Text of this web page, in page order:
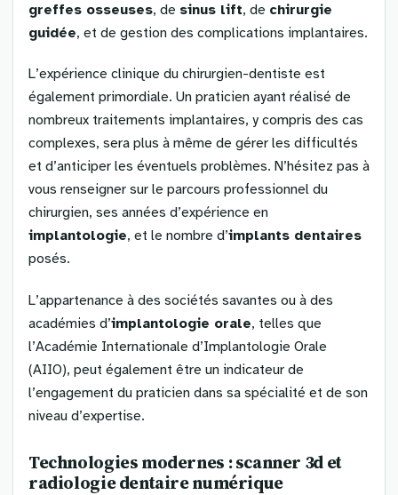
greffes osseuses, de sinus lift, de chirurgie
guidée, et de gestion des complications implantaires.
L’expérience clinique du chirurgien-dentiste est
également primordiale. Un praticien ayant réalisé de
nombreux traitements implantaires, y compris des cas
complexes, sera plus à même de gérer les difficultés
et d’anticiper les éventuels problèmes. N’hésitez pas à
vous renseigner sur le parcours professionnel du
chirurgien, ses années d’expérience en
implantologie, et le nombre d’implants dentaires
posés.
L’appartenance à des sociétés savantes ou à des
académies d’implantologie orale, telles que
l’Académie Internationale d’Implantologie Orale
(AIIO), peut également être un indicateur de
l’engagement du praticien dans sa spécialité et de son
niveau d’expertise.
Technologies modernes :scanner 3det
radiologie dentairenumérique